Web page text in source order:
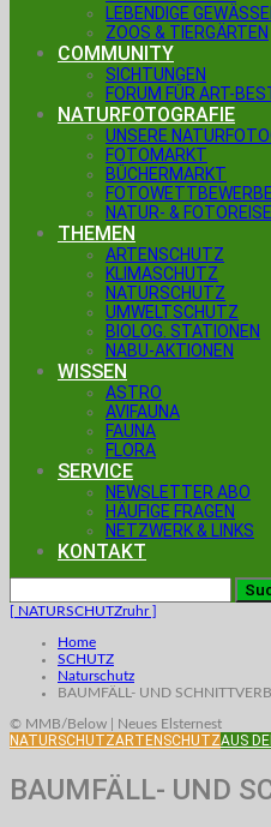
LEBENDIGE
ZOOS & TIERGÄRTEN
COMMUNITY
SICHTUNGEN
FORUM FÜR ART-
NATURFOTOGRAFIE
UNSERE
FOTOMARKT
BÜCHERMARKT
FOTOWETTBEWERBE
NATUR- &
THEMEN
ARTENSCHUTZ
KLIMASCHUTZ
NATURSCHUTZ
UMWELTSCHUTZ
BIOLOG. STATIONEN
NABU-AKTIONEN
WISSEN
ASTRO
AVIFAUNA
FAUNA
FLORA
SERVICE
NEWSLETTER ABO
HÄUFIGE FRAGEN
NETZWERK & LINKS
KONTAKT
[ NATURSCHUTZruhr ]
Home
SCHUTZ
Naturschutz
BAUMFÄLL- UND
© MMB/Below | Neues Elsternest
NATURSCHUTZARTENSCHUTZAUS
BAUMFÄLL- UND